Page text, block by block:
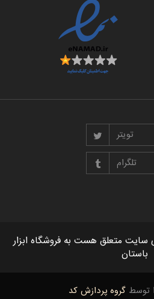
تویتر
تلگرام
متعلق هست به فروشگاه ابزار
باستان
توسط گروه پردازش کد